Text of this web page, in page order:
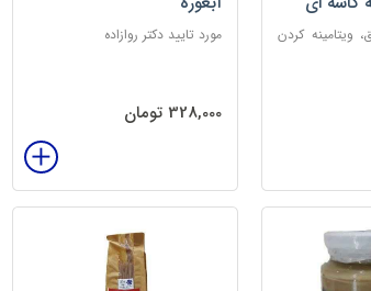
ویتامینه کردن
مورد تایید دکتر روازاده
328,000 تومان